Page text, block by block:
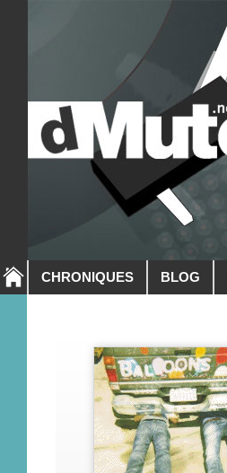
CHRONIQUES BLOG